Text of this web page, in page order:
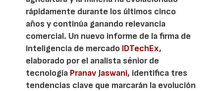
rápidamente durante los últimos cinco
años y continúa ganando relevancia
comercial. Un nuevo informe de la firma de
inteligencia de mercado IDTechEx,
elaborado por el analista sénior de
tecnología Pranav Jaswani, identifica tres
tendencias clave que marcarán la evolución